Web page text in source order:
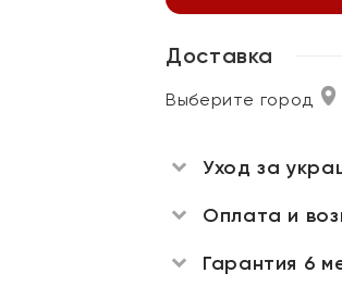
Доставка
Выберите город
Уход за
Оплата и
Гарантия 6